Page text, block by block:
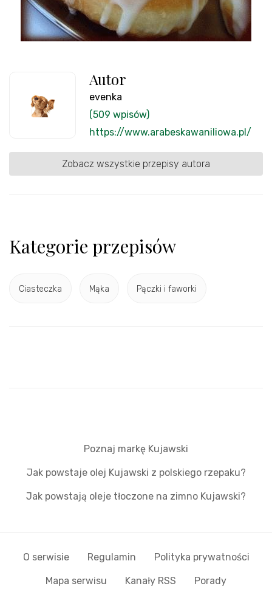
Autor
evenka
(509 wpisów)
https://www.arabeskawaniliowa.pl/
Zobacz wszystkie przepisy autora
Kategorie przepisów
Ciasteczka Mąka Pączki i faworki
Poznaj markę Kujawski
Jak powstaje olej Kujawski z polskiego rzepaku?
Jak powstają oleje tłoczone na zimno Kujawski?
O serwisie Regulamin Polityka prywatności
Mapa serwisu Kanały RSS Porady